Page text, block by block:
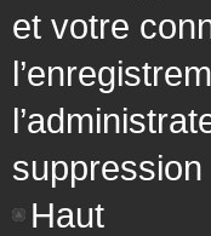
et votre
Haut